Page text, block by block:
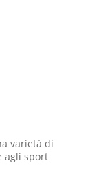
varietà di
agli sport